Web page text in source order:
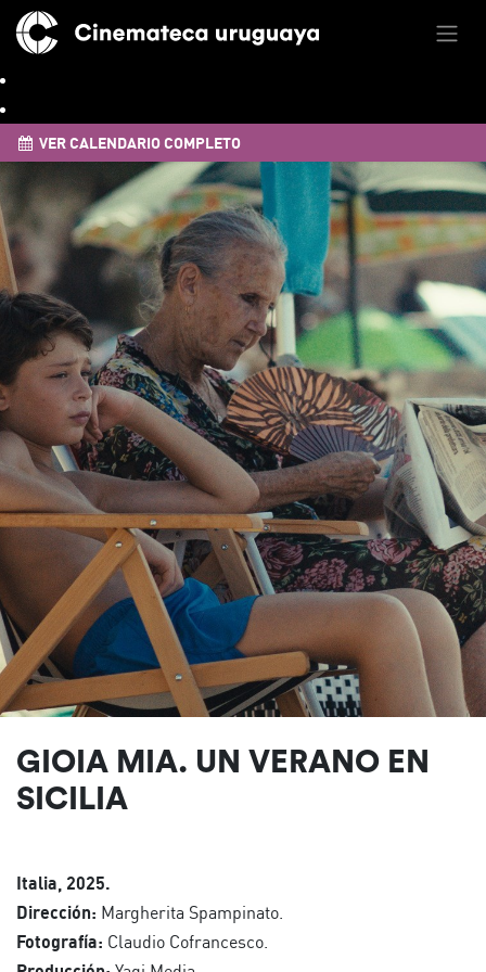
VER CALENDARIO COMPLETO
GIOIA MIA. UN VERANO EN
SICILIA
Italia, 2025.
Dirección: Margherita Spampinato.
Fotografía: Claudio Cofrancesco.